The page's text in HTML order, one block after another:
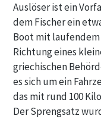
Auslöser ist ein
dem Fischer ein
Boot mit
Richtung eines
griechischen
es sich um ein
das mit rund 100
Der Sprengsatz